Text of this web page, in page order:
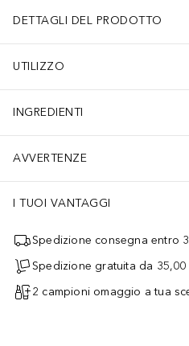
DETTAGLI DEL PRODOTTO
UTILIZZO
INGREDIENTI
AVVERTENZE
I TUOI VANTAGGI
Spedizione consegna entro
Spedizione gratuita da 35,00
2 campioni omaggio a tua